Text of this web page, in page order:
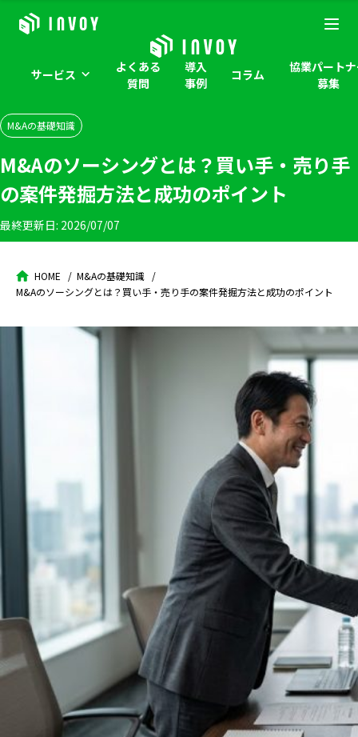
サービス
よくある
質問
導入
事例
コラム
協業パート
募集
M&Aの基礎知識
M&Aのソーシングとは？買い手・売り手
の案件発掘方法と成功のポイント
最終更新日: 2026/07/07
HOME
M&Aの基礎知識
M&Aのソーシングとは？買い手・売り手の案件発掘方法と成功のポイント